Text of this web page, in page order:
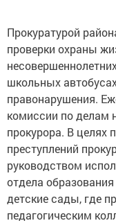
Прокуратурой
проверки охраны
школьных
правонарушения.
комиссии по делам
прокурора. В целях
преступлений
руководством
отдела
детские сады, где
педагогическим